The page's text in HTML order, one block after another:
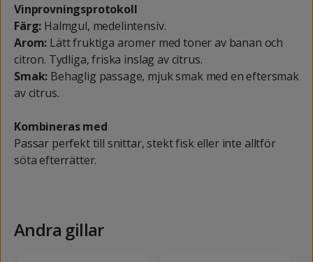
Vinprovningsprotokoll
Färg: Halmgul, medelintensiv.
Arom: Lätt fruktiga aromer med toner av banan och
citron. Tydliga, friska inslag av citrus.
Smak: Behaglig passage, mjuk smak med en eftersmak
av citrus.
Kombineras med
Passar perfekt till snittar, stekt fisk eller inte alltför
söta efterrätter.
Andra gillar